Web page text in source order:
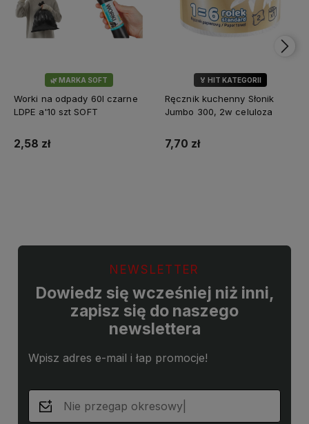
🌿 MARKA SOFT
Worki na odpady 60l czarne
LDPE a'10 szt SOFT
2,58 zł
🏅 HIT KATEGORII
💎 WYBÓR KLIENTÓW
Ręcznik kuchenny Słonik
Jumbo 300, 2w celuloza
7,70 zł
NEWSLETTER
Dowiedz się wcześniej niż inni,
zapisz się do naszego
newslettera
Wpisz adres e-mail i łap promocje!